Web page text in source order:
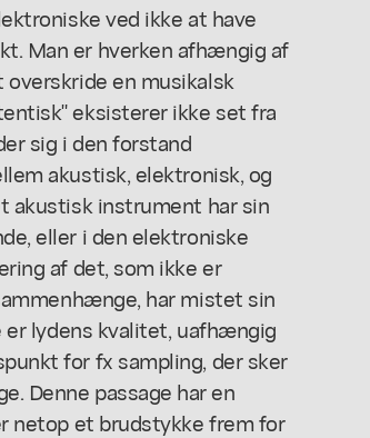
ved ikke at have
Man er hverken afhængig af
en musikalsk
eksisterer ikke set fra
sig i den forstand
akustisk, elektronisk, og
akustisk instrument har sin
eller i den elektroniske
af det, som ikke er
har mistet sin
lydens kvalitet, uafhængig
for fx sampling, der sker
Denne passage har en
netop et brudstykke frem for